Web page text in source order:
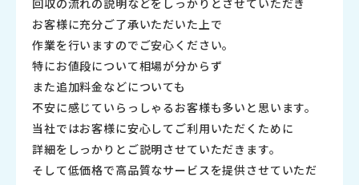
回収の流れの説明などをしっかりとさせていただき
お客様に充分ご了承いただいた上で
作業を行いますのでご安心ください。
特にお値段について相場が分からず
また追加料金などについても
不安に感じていらっしゃるお客様も多いと思います。
当社ではお客様に安心してご利用いただくために
詳細をしっかりとご説明させていただきます。
そして低価格で高品質なサービスを提供させていただ